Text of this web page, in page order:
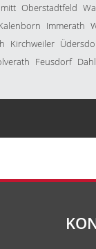
Oberstadtfeld
Immerath
Kirchweiler
Feusdorf